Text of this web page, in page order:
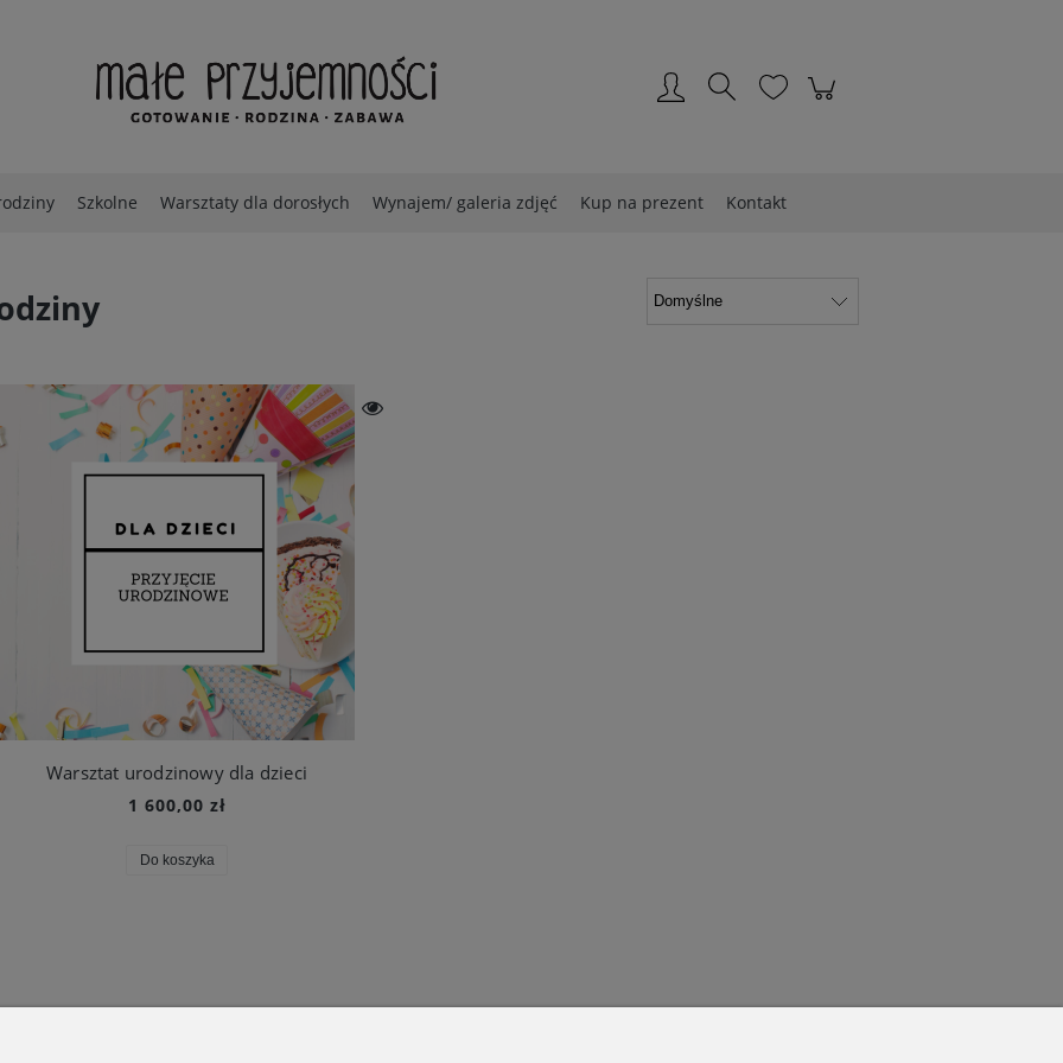
Szkolne Warsztaty dla dorosłych Wynajem/ galeria zdjęć Kup na prezent Kontakt
Warsztat urodzinowy dla dzieci
1 600,00 zł
Do koszyka